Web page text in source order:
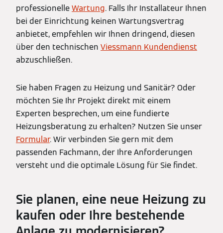
professionelleWartung. Falls Ihr Installateur Ihnen
bei der Einrichtung keinen Wartungsvertrag
anbietet, empfehlen wir Ihnen dringend, diesen
über den technischen Viessmann Kundendienst
abzuschließen.
Sie haben Fragen zu Heizung und Sanitär? Oder
möchten Sie Ihr Projekt direkt mit einem
Experten besprechen, um eine fundierte
Heizungsberatung zu erhalten? Nutzen Sie unser
Formular. Wir verbinden Sie gern mit dem
passenden Fachmann, der Ihre Anforderungen
versteht und die optimale Lösung für Sie findet.
Sie planen, eine neue Heizung zu
kaufen oder Ihre bestehende